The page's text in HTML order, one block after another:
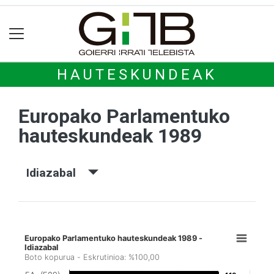
HAUTESKUNDEAK
Europako Parlamentuko
hauteskundeak 1989
Idiazabal
Europako Parlamentuko hauteskundeak 1989 -
Idiazabal
Boto kopurua - Eskrutinioa: %100,00